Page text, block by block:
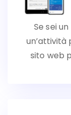
Se sei
un’attività
sito web